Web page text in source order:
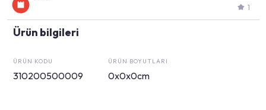
1
Ürün bilgileri
ÜRÜN KODU
310200500009
ÜRÜN BOYUTLARI
0x0x0cm